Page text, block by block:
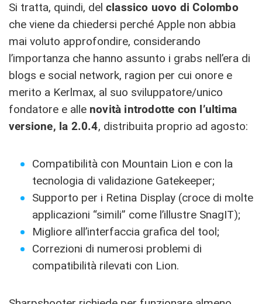
Si tratta, quindi, del classico uovo di Colombo
che viene da chiedersi perché Apple non abbia
mai voluto approfondire, considerando
l’importanza che hanno assunto i grabs nell’era di
blogs e social network, ragion per cui onore e
merito a Kerlmax, al suo sviluppatore/unico
fondatore e alle novità introdotte con l’ultima
versione, la 2.0.4, distribuita proprio ad agosto:
Compatibilità con Mountain Lion e con la
tecnologia di validazione Gatekeeper;
Supporto per i Retina Display (croce di molte
applicazioni “simili” come l’illustre SnagIT);
Migliore all’interfaccia grafica del tool;
Correzioni di numerosi problemi di
compatibilità rilevati con Lion.